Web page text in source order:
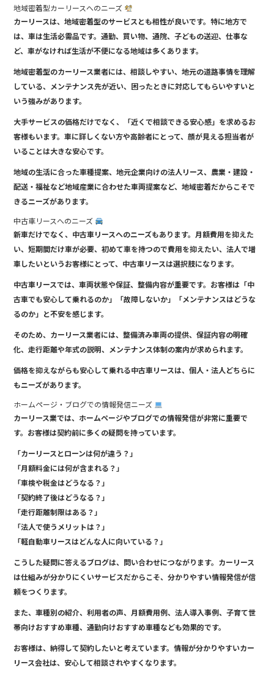
地域密着型カーリースへのニーズ
カーリースは、地域密着型のサービスとも相性が良いです。特に地方で
は、車は生活必需品です。通勤、買い物、通院、子どもの送迎、仕事な
ど、車がなければ生活が不便になる地域は多くあります。
地域密着型のカーリース業者には、相談しやすい、地元の道路事情を理解
している、メンテナンス先が近い、困ったときに対応してもらいやすいと
いう強みがあります。
大手サービスの価格だけでなく、「近くで相談できる安心感」を求めるお
客様もいます。車に詳しくない方や高齢者にとって、顔が見える担当者が
いることは大きな安心です。
地域の生活に合った車種提案、地元企業向けの法人リース、農業・建設・
配送・福祉など地域産業に合わせた車両提案など、地域密着だからこそで
きるニーズがあります。
中古車リースへのニーズ
新車だけでなく、中古車リースへのニーズもあります。月額費用を抑えた
い、短期間だけ車が必要、初めて車を持つので費用を抑えたい、法人で増
車したいというお客様にとって、中古車リースは選択肢になります。
中古車リースでは、車両状態や保証、整備内容が重要です。お客様は「中
古車でも安心して乗れるのか」「故障しないか」「メンテナンスはどうな
るのか」と不安を感じます。
そのため、カーリース業者には、整備済み車両の提供、保証内容の明確
化、走行距離や年式の説明、メンテナンス体制の案内が求められます。
価格を抑えながらも安心して乗れる中古車リースは、個人・法人どちらに
もニーズがあります。
ホームページ・ブログでの情報発信ニーズ
カーリース業では、ホームページやブログでの情報発信が非常に重要で
す。お客様は契約前に多くの疑問を持っています。
「カーリースとローンは何が違う？」
「月額料金には何が含まれる？」
「車検や税金はどうなる？」
「契約終了後はどうなる？」
「走行距離制限はある？」
「法人で使うメリットは？」
「軽自動車リースはどんな人に向いている？」
こうした疑問に答えるブログは、問い合わせにつながります。カーリース
は仕組みが分かりにくいサービスだからこそ、分かりやすい情報発信が信
頼をつくります。
また、車種別の紹介、利用者の声、月額費用例、法人導入事例、子育て世
帯向けおすすめ車種、通勤向けおすすめ車種なども効果的です。
お客様は、納得して契約したいと考えています。情報が分かりやすいカー
リース会社は、安心して相談されやすくなります。